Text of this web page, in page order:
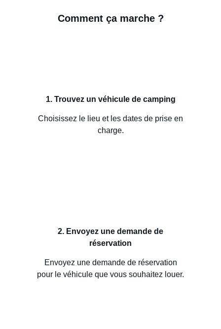
Comment ça marche ?
1. Trouvez un véhicule de camping
Choisissez le lieu et les dates de prise en
charge.
2. Envoyez une demande de
réservation
Envoyez une demande de réservation
pour le véhicule que vous souhaitez louer.